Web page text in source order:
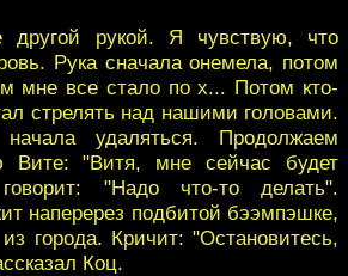
другой рукой. Я чувствую, что
Рука сначала онемела, потом
мне все стало по х... Потом кто-
стрелять над нашими головами.
удаляться. Продолжаем
Вите: "Витя, мне сейчас будет
"Надо что-то делать".
наперерез подбитой бээмпэшке,
города. Кричит: "Остановитесь,
Коц.